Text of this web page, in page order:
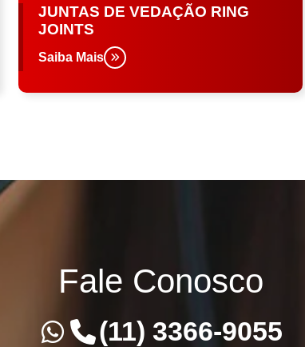
JUNTAS DE VEDAÇÃO RING
JOINTS
Saiba Mais
Fale Conosco
(11) 3366-9055